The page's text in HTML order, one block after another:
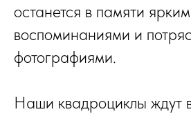
останется в памяти
воспоминаниями и
фотографиями.
Наши квадроциклы ждут